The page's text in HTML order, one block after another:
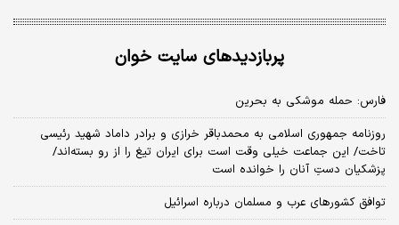
پربازدیدهای سایت خوان
فارس: حمله موشکی به بحرین
روزنامه جمهوری اسلامی به محمدباقر خرازی و برادر داماد شهید رئیسی
تاخت/ این جماعت خیلی وقت است برای ایران تیغ را از رو بسته‌اند/
پزشکیان دستِ آنان را خوانده است
توافق کشورهای عرب و مسلمان درباره اسرائیل